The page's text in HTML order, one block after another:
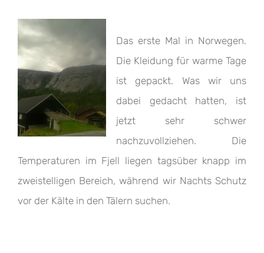
Das erste Mal in Norwegen.
Die Kleidung für warme Tage
ist gepackt. Was wir uns
dabei gedacht hatten, ist
jetzt sehr schwer
nachzuvollziehen. Die
Temperaturen im Fjell liegen tagsüber knapp im
zweistelligen Bereich, während wir Nachts Schutz
vor der Kälte in den Tälern suchen.